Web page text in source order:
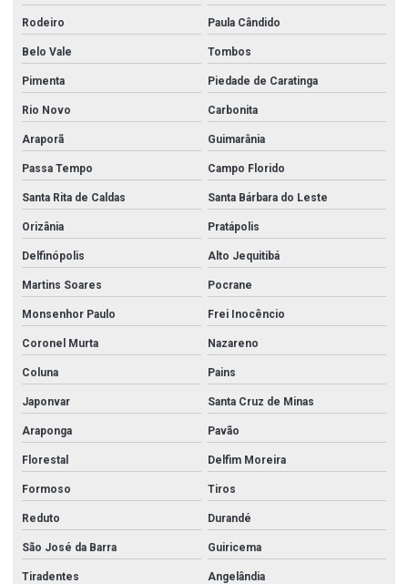
Rodeiro Paula Cândido
Belo Vale Tombos
Pimenta Piedade de Caratinga
Rio Novo Carbonita
Araporã Guimarânia
Passa Tempo Campo Florido
Santa Rita de Caldas Santa Bárbara do Leste
Orizânia Pratápolis
Delfinópolis Alto Jequitibá
Martins Soares Pocrane
Monsenhor Paulo Frei Inocêncio
Coronel Murta Nazareno
Coluna Pains
Japonvar Santa Cruz de Minas
Araponga Pavão
Florestal Delfim Moreira
Formoso Tiros
Reduto Durandé
São José da Barra Guiricema
Tiradentes Angelândia